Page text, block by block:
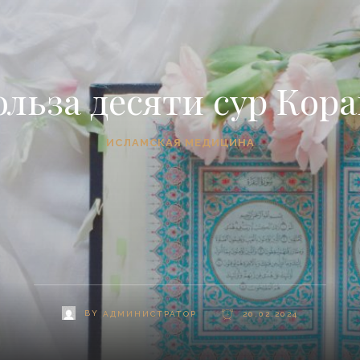
десяти сур
ИСЛАМСКАЯ МЕДИЦИНА
BY АДМИНИСТРАТОР 20.02.2024